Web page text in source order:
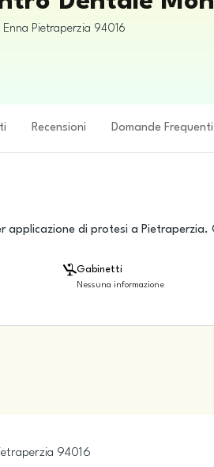
Enna Pietraperzia 94016
Recensioni Domande Frequenti
applicazione di protesi a
Gabinetti
Nessuna informazione
94016